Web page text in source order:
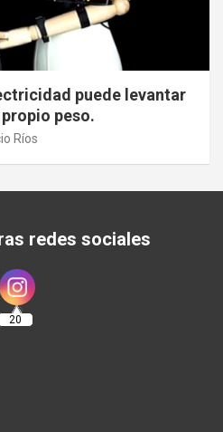
puede levantar
peso.
Ríos
redes sociales
20